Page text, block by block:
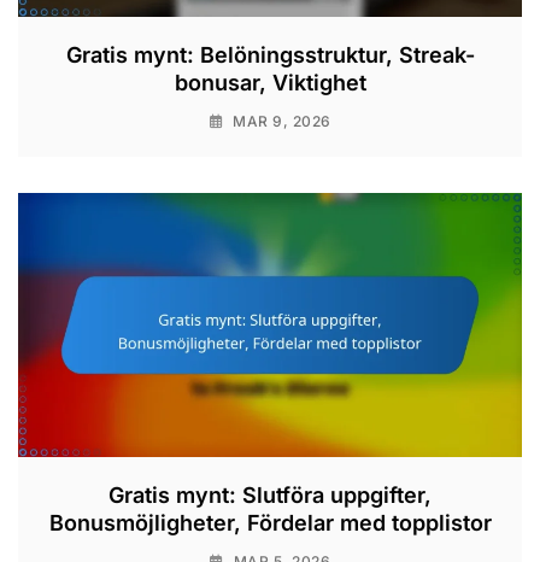
Gratis mynt: Belöningsstruktur, Streak-
bonusar, Viktighet
MAR 9, 2026
Gratis mynt: Slutföra uppgifter,
Bonusmöjligheter, Fördelar med topplistor